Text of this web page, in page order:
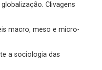
Clivagens
macro, meso e micro-
a sociologia das